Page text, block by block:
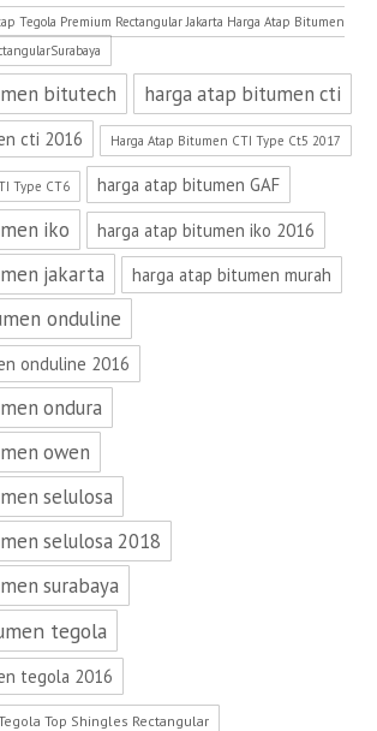
Tegola Premium Rectangular Jakarta Harga Atap Bitumen
bitutech harga atap bitumen cti
cti 2016 Harga Atap Bitumen CTI Type Ct5 2017
Type CT6 harga atap bitumen GAF
iko harga atap bitumen iko 2016
jakarta harga atap bitumen murah
onduline
onduline 2016
ondura
owen
selulosa
selulosa 2018
surabaya
tegola
tegola 2016
Top Shingles Rectangular